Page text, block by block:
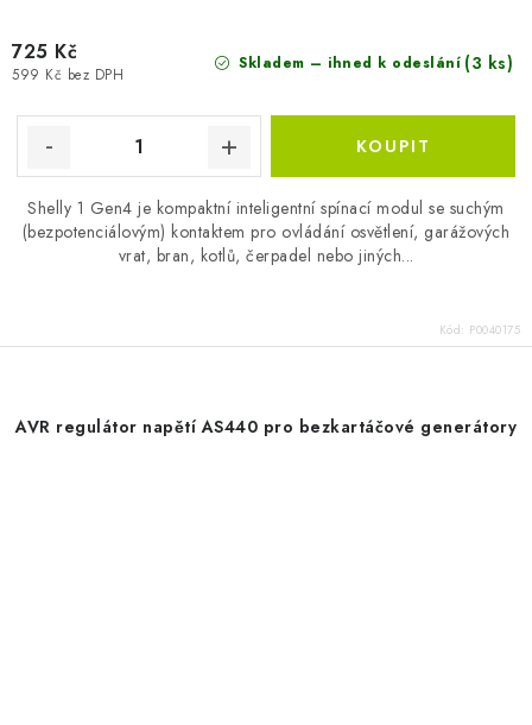
Skladem – ihned k odeslání (3 ks)
599 Kč bez DPH
725 Kč
Shelly 1 Gen4 je kompaktní inteligentní spínací modul se suchým
(bezpotenciálovým) kontaktem pro ovládání osvětlení, garážových
vrat, bran, kotlů, čerpadel nebo jiných...
Kód: P0040175
AVR regulátor napětí AS440 pro bezkartáčové generátory